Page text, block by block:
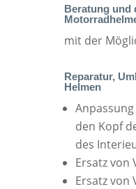
Beratung und
mit der
Reparatur,
Helmen
den Kopf
des
Ersatz von
Ersatz von